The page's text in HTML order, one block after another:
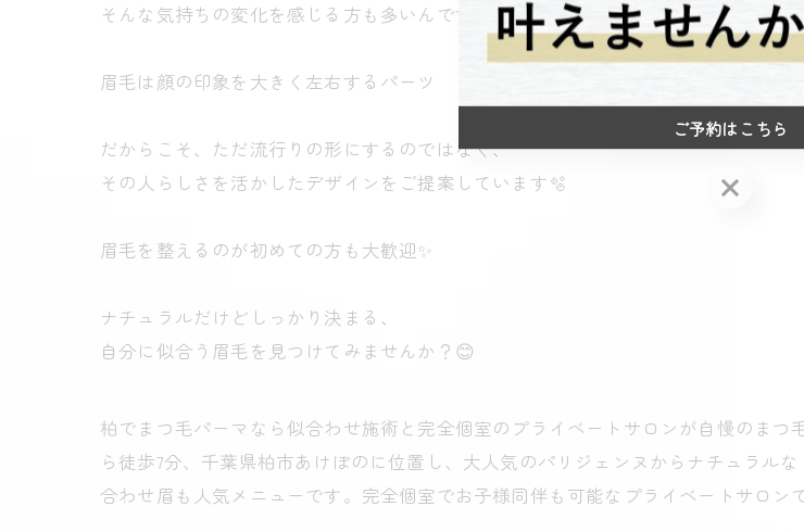
そんな気持ちの変化を感じる方も多いんです❣️
眉毛は顔の印象を大きく左右するパーツ
だからこそ、ただ流行りの形にするのではなく、
その人らしさを活かしたデザインをご提案しています🫧
眉毛を整えるのが初めての方も大歓迎✨
ナチュラルだけどしっかり決まる、
自分に似合う眉毛を見つけてみませんか？😊
柏でまつ毛パーマなら似合わせ施術と完全個室のプライベートサロンが自慢のま
ら徒歩7分、千葉県柏市あけぼのに位置し、大人気のパリジェンヌからナチュラル
合わせ眉も人気メニューです。完全個室でお子様同伴も可能なプライベートサロン
ご予約はこちら
ご予約はこちら